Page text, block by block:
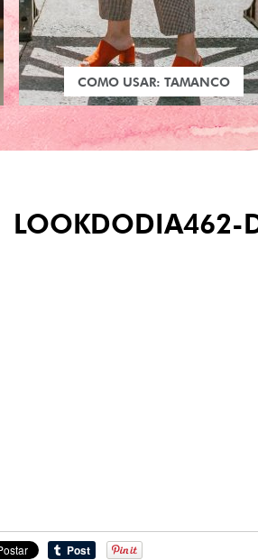
COMO USAR: TAMANCO
LOOKDODIA462-